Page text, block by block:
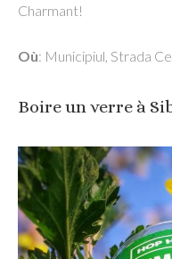
Charmant!
Où: Municipiul, Strada
Boire un verre à